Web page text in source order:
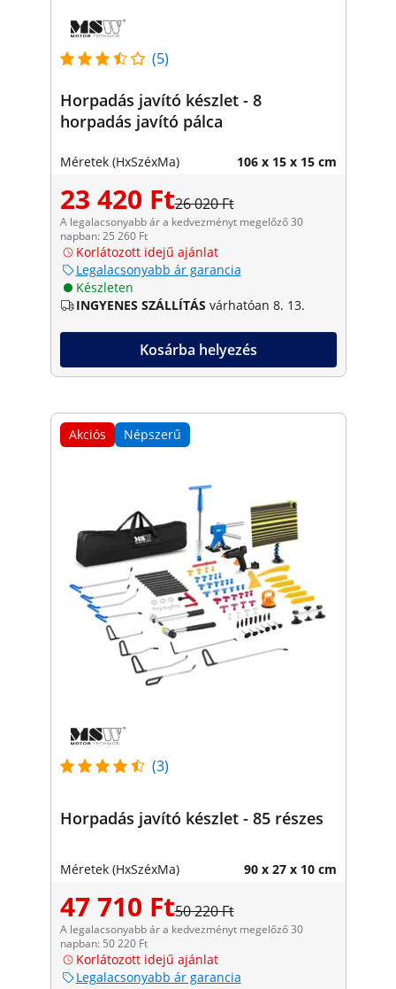
(5)
Horpadás javító készlet - 8
horpadás javító pálca
Méretek (HxSzéxMa) 106 x 15 x 15 cm
23 420 Ft26 020 Ft
A legalacsonyabb ár a kedvezményt megelőző 30
napban: 25 260 Ft
Korlátozott idejű ajánlat
Legalacsonyabb ár garancia
Készleten
INGYENES SZÁLLÍTÁS várhatóan 8. 13.
Kosárba helyezés
Akciós Népszerű
(3)
Horpadás javító készlet - 85 részes
Méretek (HxSzéxMa) 90 x 27 x 10 cm
47 710 Ft50 220 Ft
A legalacsonyabb ár a kedvezményt megelőző 30
napban: 50 220 Ft
Korlátozott idejű ajánlat
Legalacsonyabb ár garancia